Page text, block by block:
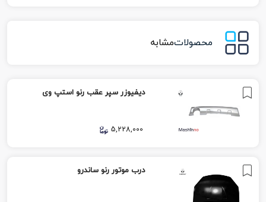
محصولاتمشابه
دیفیوزر سپر عقب رنو استپ وی
5,228,000
درب موتور رنو ساندرو